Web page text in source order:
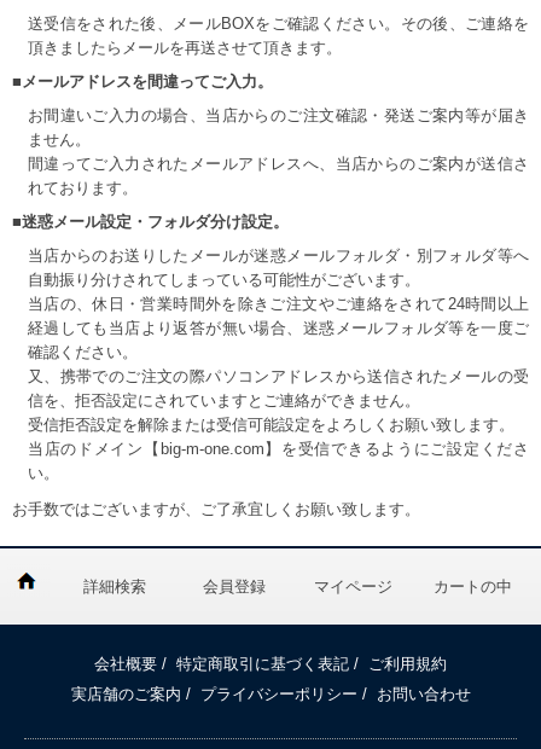
送受信をされた後、メールBOXをご確認ください。その後、ご連絡を
頂きましたらメールを再送させて頂きます。
■メールアドレスを間違ってご入力。
お間違いご入力の場合、当店からのご注文確認・発送ご案内等が届き
ません。
間違ってご入力されたメールアドレスへ、当店からのご案内が送信さ
れております。
■迷惑メール設定・フォルダ分け設定。
当店からのお送りしたメールが迷惑メールフォルダ・別フォルダ等へ
自動振り分けされてしまっている可能性がございます。
当店の、休日・営業時間外を除きご注文やご連絡をされて24時間以上
経過しても当店より返答が無い場合、迷惑メールフォルダ等を一度ご
確認ください。
又、携帯でのご注文の際パソコンアドレスから送信されたメールの受
信を、拒否設定にされていますとご連絡ができません。
受信拒否設定を解除または受信可能設定をよろしくお願い致します。
当店のドメイン【big-m-one.com】を受信できるようにご設定くださ
い。
お手数ではございますが、ご了承宜しくお願い致します。
詳細検索 会員登録 マイページ カートの中
会社概要 / 特定商取引に基づく表記 /
ご利用規約
実店舗のご案内 / プライバシーポリシー / お問い合わせ